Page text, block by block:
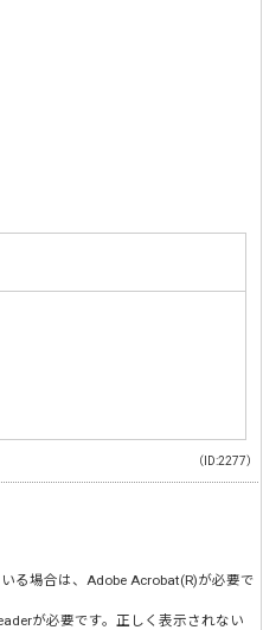
（ID:2277）
る場合は、Adobe Acrobat(R)が必要で
が必要です。正しく表示されない